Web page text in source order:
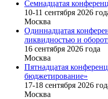
Семнадцатая
10-11 сентября 2026
Москва
Одиннадцатая
ликвидностью и
16 cентября 2026 года
Москва
Пятнадцатая
бюджетирование»
17-18 сентября 2026
Москва